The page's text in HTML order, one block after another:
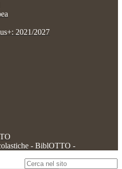
2021/2027
- BiblOTTO -